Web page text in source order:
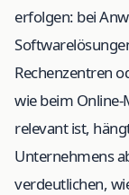
erfolgen: bei
Rechenzentren
wie beim Online-
relevant ist,
Unternehmens
verdeutlichen,